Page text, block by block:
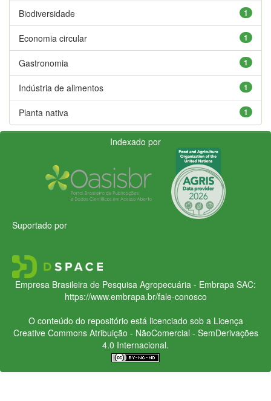
1
Biodiversidade
1
Economia circular
1
Gastronomia
1
Indústria de alimentos
1
Planta nativa
Indexado por
Suportado por
Empresa Brasileira de Pesquisa Agropecuária - Embrapa SAC:
https://www.embrapa.br/fale-conosco
O conteúdo do repositório está licenciado sob a Licença
Creative CommonsAtribuição - NãoComercial - SemDerivações
4.0 Internacional.